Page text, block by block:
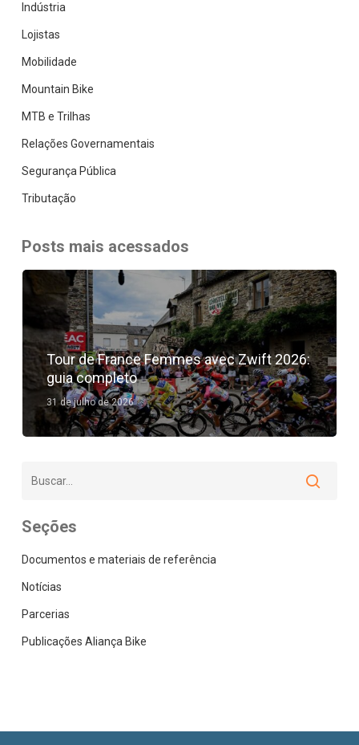
Indústria
Lojistas
Mobilidade
Mountain Bike
MTB e Trilhas
Relações Governamentais
Segurança Pública
Tributação
Posts mais acessados
Tour de France Femmes avec Zwift 2026:
guia completo
31 de julho de 2026
Seções
Documentos e materiais de referência
Notícias
Parcerias
Publicações Aliança Bike